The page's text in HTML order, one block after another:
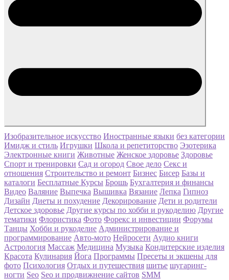
Изобразительное искусство Иностранные языки без категории
Имидж и стиль Игрушки Школа и репетиторство Эзотерика
Электронные книги Животные Женское здоровье Здоровье
Спорт и тренировки Сад и огород Свое дело Секс и
отношения Строительство и ремонт Бизнес Бисер Базы и
каталоги Бесплатные Курсы Брошь Бухгалтерия и финансы
Видео Валяние Выпечка Вышивка Вязание Лепка Гипноз
Дизайн Диеты и похудение Декорирование Дети и родители
Детское здоровье Другие курсы по хобби и рукоделию Другие
тематики Флористика Фото Форекс и инвестиции Форумы
Танцы Хобби и рукоделие Администрирование и
программирование Авто-мото Нейросети Аудио книги
Астрология Массаж Медицина Музыка Кондитерские изделия
Красота Кулинария Йога Программы Пресеты и экшены для
фото Психология Отдых и путешествия шитье шугаринг-
ногти Seo Seo и продвижнение сайтов SMM